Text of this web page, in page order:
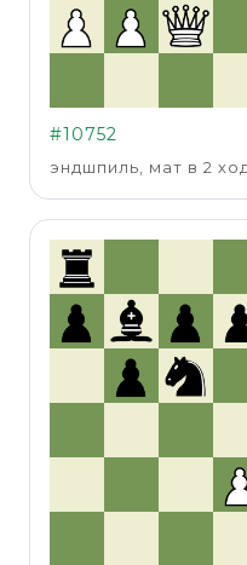
#10752
эндшпиль, мат в 2